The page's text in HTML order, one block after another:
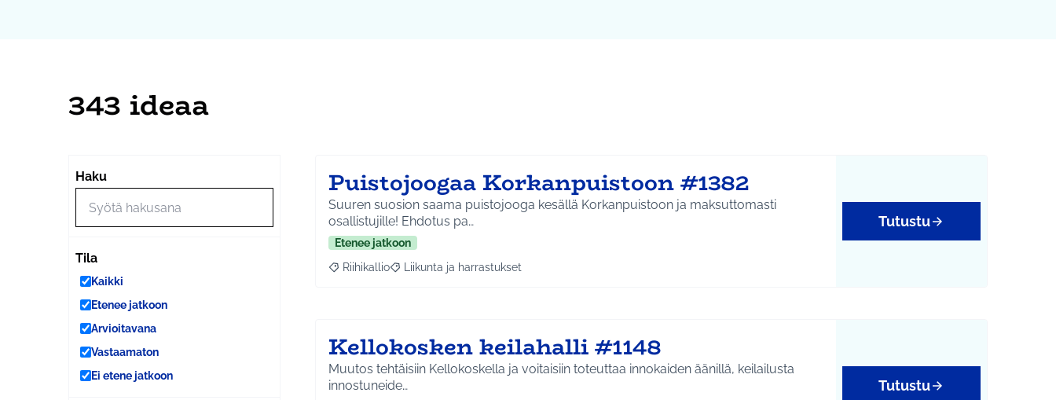
343 ideaa
Haku
Tila
Kaikki
Etenee jatkoon
Arvioitavana
Vastaamaton
Ei etene jatkoon
Puistojoogaa Korkanpuistoon #1382
Suuren suosion saama puistojooga kesällä Korkanpuistoon ja maksuttomasti
osallistujille! Ehdotus pa…
Etenee jatkoon
Rajaa tulokset aihepiirin mukaan: Riihikallio
Riihikallio Rajaa tulokset teeman mukaan: Liikunta ja harrastukset
Liikunta ja harrastukset
Tutustu
Kellokosken keilahalli #1148
Muutos tehtäisiin Kellokoskella ja voitaisiin toteuttaa innokaiden äänillä, keilailusta
innostuneide…
Tutustu